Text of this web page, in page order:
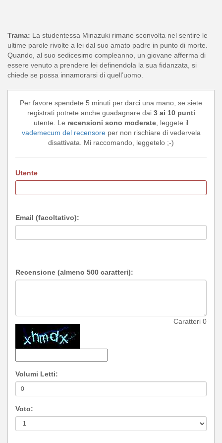
Trama: La studentessa Minazuki rimane sconvolta nel sentire le
ultime parole rivolte a lei dal suo amato padre in punto di morte.
Quando, al suo sedicesimo compleanno, un giovane afferma di
essere venuto a prendere lei definendola la sua fidanzata, si
chiede se possa innamorarsi di quell’uomo.
Per favore spendete 5 minuti per darci una mano, se siete
registrati potrete anche guadagnare dai 3 ai 10 punti
utente. Le recensioni sono moderate, leggete il
vademecum del recensoreper non rischiare di vedervela
disattivata. Mi raccomando, leggetelo ;-)
Utente
Email (facoltativo):
Recensione (almeno 500 caratteri):
Caratteri 0
Volumi Letti:
Voto: